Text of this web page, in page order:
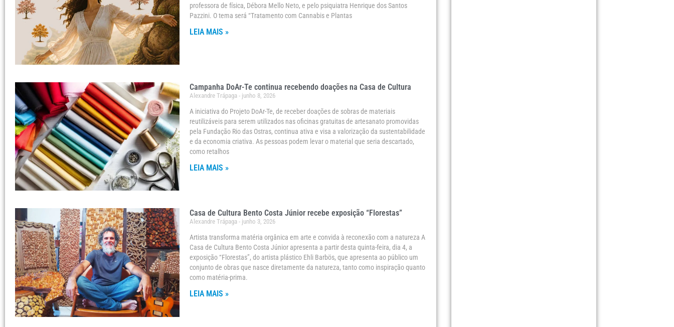
professora de física, Débora Mello Neto, e pelo psiquiatra Henrique dos Santos
Pazzini. O tema será “Tratamento com Cannabis e Plantas
LEIA MAIS »
Campanha DoAr-Te continua recebendo doações na Casa de Cultura
Alexandre Trápaga junho 8, 2026
A iniciativa do Projeto DoAr-Te, de receber doações de sobras de materiais
reutilizáveis para serem utilizados nas oficinas gratuitas de artesanato promovidas
pela Fundação Rio das Ostras, continua ativa e visa a valorização da sustentabilidade
e da economia criativa. As pessoas podem levar o material que seria descartado,
como retalhos
LEIA MAIS »
Casa de Cultura Bento Costa Júnior recebe exposição “Florestas”
Alexandre Trápaga junho 3, 2026
Artista transforma matéria orgânica em arte e convida à reconexão com a natureza A
Casa de Cultura Bento Costa Júnior apresenta a partir desta quinta-feira, dia 4, a
exposição “Florestas”, do artista plástico Ehli Barbös, que apresenta ao público um
conjunto de obras que nasce diretamente da natureza, tanto como inspiração quanto
como matéria-prima.
LEIA MAIS »